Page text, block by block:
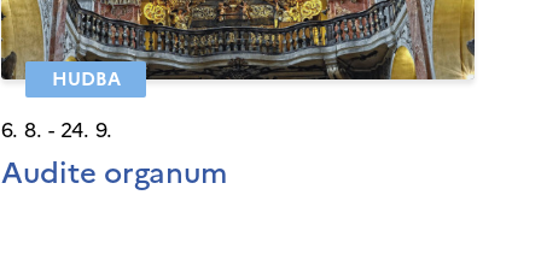
HUDBA
6. 8. - 24. 9.
Audite organum